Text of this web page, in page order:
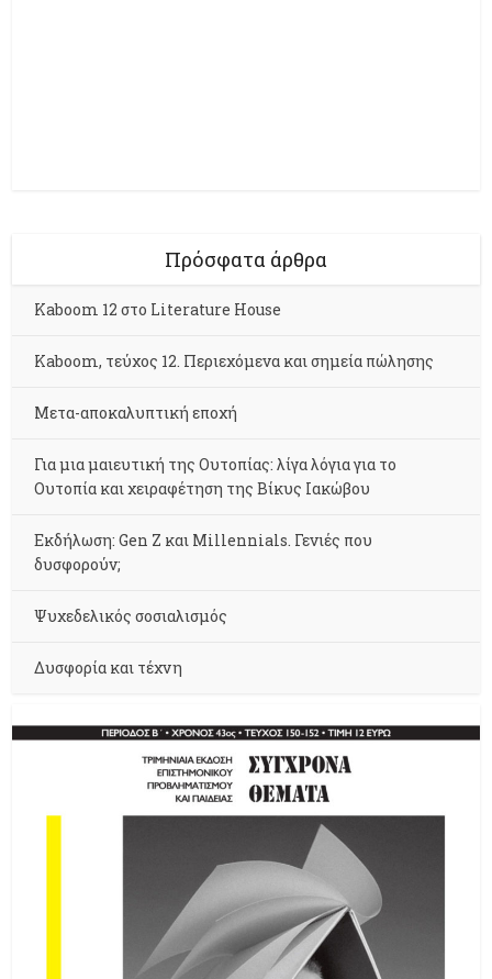
Πρόσφατα άρθρα
Kaboom 12 στο Literature House
Kaboom, τεύχος 12. Περιεχόμενα και σημεία πώλησης
Μετα-αποκαλυπτική εποχή
Για μια μαιευτική της Ουτοπίας: λίγα λόγια για το
Ουτοπία και χειραφέτηση της Βίκυς Ιακώβου
Εκδήλωση: Gen Z και Millennials. Γενιές που
δυσφορούν;
Ψυχεδελικός σοσιαλισμός
Δυσφορία και τέχνη